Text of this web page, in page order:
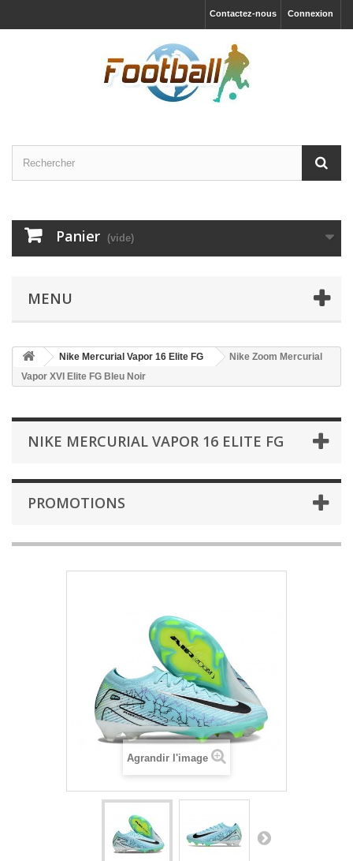
Connexion
Contactez-nous
Panier (vide)
MENU
Nike Mercurial Vapor 16 Elite FG
Nike Zoom Mercurial
Vapor XVI Elite FG Bleu Noir
NIKE MERCURIAL VAPOR 16 ELITE FG
PROMOTIONS
Agrandir l'image